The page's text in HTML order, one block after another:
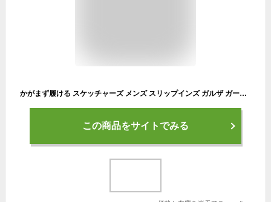
かがまず履ける スケッチャーズ メンズ スリップインズ ガルザ ガービン ウォーキングシューズ ビジネス ハンズフリーシューズ ブラック 黒 ブラウン 茶色 送料無料 SKECHERS 205046
この商品をサイトでみる